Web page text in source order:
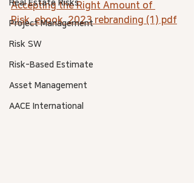
Real Estate Risks
Project Management
Risk SW
Risk-Based Estimate
Asset Management
AACE International
Accepting the Right Amount of
Risk_ebook_2023 rebranding (1).pdf